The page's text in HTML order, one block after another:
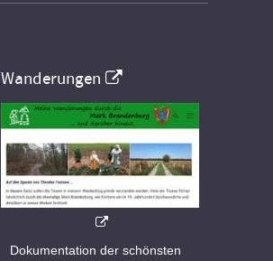
Wanderungen
Dokumentation der schönsten